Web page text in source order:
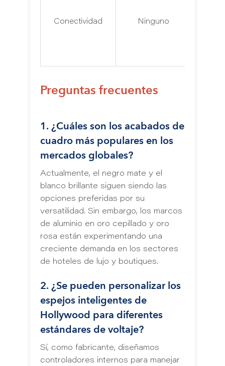
Conectividad Ninguno
Preguntas frecuentes
1. ¿Cuáles son los acabados de
cuadro más populares en los
mercados globales?
Actualmente, el negro mate y el
blanco brillante siguen siendo las
opciones preferidas por su
versatilidad. Sin embargo, los marcos
de aluminio en oro cepillado y oro
rosa están experimentando una
creciente demanda en los sectores
de hoteles de lujo y boutiques.
2. ¿Se pueden personalizar los
espejos inteligentes de
Hollywood para diferentes
estándares de voltaje?
Sí, como fabricante, diseñamos
controladores internos para manejar